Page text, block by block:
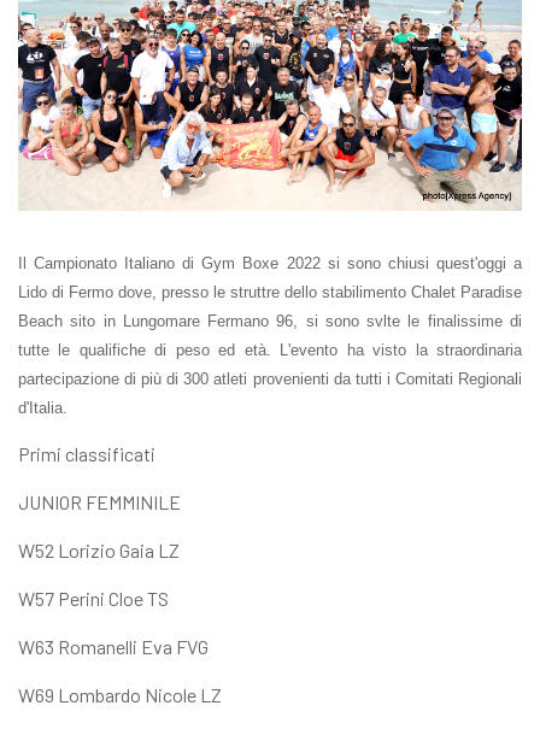
Il Campionato Italiano di Gym Boxe 2022 si sono chiusi quest'oggi a
Lido di Fermo dove, presso le struttre dello stabilimento Chalet Paradise
Beach sito in Lungomare Fermano 96, si sono svlte le finalissime di
tutte le qualifiche di peso ed età. L'evento ha visto la straordinaria
partecipazione di più di 300 atleti provenienti da tutti i Comitati Regionali
d'Italia.
Primi classificati
JUNIOR FEMMINILE
W52 Lorizio Gaia LZ
W57 Perini Cloe TS
W63 Romanelli Eva FVG
W69 Lombardo Nicole LZ